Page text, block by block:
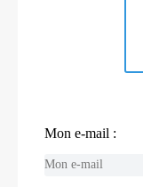
Mon e-mail :